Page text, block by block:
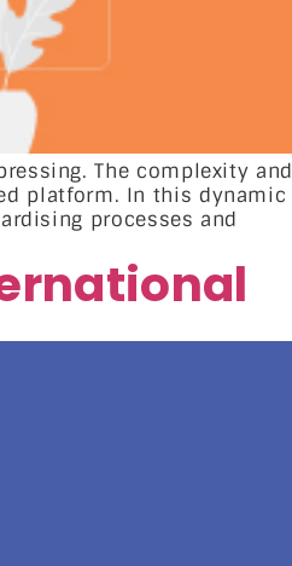
The complexity and
platform. In this dynamic
processes and